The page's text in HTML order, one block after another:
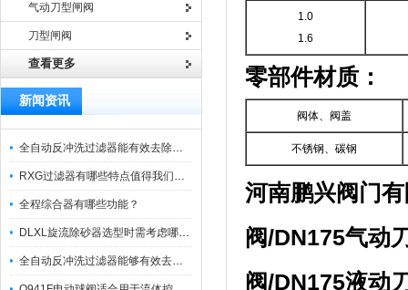
气动刀型闸阀
刀型闸阀
查看更多
新闻资讯
全自动反冲洗过滤器能有效去除过滤介质上的杂质
RXG过滤器有哪些特点值得我们选择？
全程综合器有哪些功能？
DLXL旋流除砂器选型时需考虑哪些因素？
全自动反冲洗过滤器能够有效去除不同粒径的固体杂
1.0
1.6
零部件材质：
阀体、阀盖
不锈钢、碳钢
河南鹏兴阀门
阀/DN175气动
阀/DN175液动